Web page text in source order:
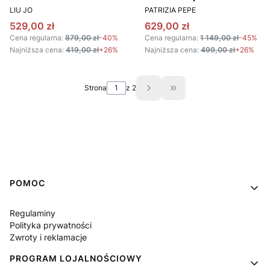
czarny
PRODUCENT
LIU JO
Cena promocyjna
529,00 zł
Cena regularna: 879,00 zł-40%
Najniższa cena: 419,00 zł+26%
V005 kolorowy
PRODUCENT
PATRIZIA PEPE
Cena promocyjna
629,00 zł
Cena regularna: 1 149,00 zł-45%
Najniższa cena: 499,00 zł+26%
Strona z 2 Przejdź do ostatniej
Linki w stopce
POMOC
Regulaminy
Polityka prywatności
Zwroty i reklamacje
PROGRAM LOJALNOŚCIOWY